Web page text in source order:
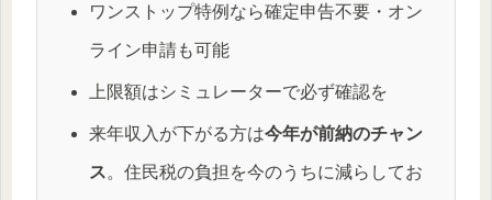
ワンストップ特例なら確定申告不要・オン
ライン申請も可能
上限額はシミュレーターで必ず確認を
来年収入が下がる方は今年が前納のチャン
ス。住民税の負担を今のうちに減らしてお